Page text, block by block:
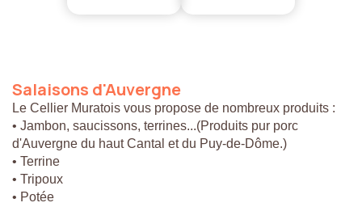
Salaisons d'Auvergne
Le Cellier Muratois vous propose de nombreux produits :
• Jambon, saucissons, terrines...(Produits pur porc
d'Auvergne du haut Cantal et du Puy-de-Dôme.)
• Terrine
• Tripoux
• Potée